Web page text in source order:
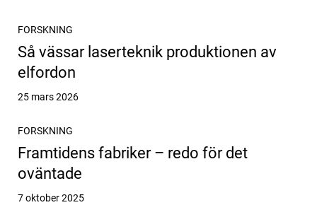
FORSKNING
Så vässar laserteknik produktionen av
elfordon
Publicerat
25 mars 2026
FORSKNING
Framtidens fabriker – redo för det
oväntade
Publicerat
7 oktober 2025